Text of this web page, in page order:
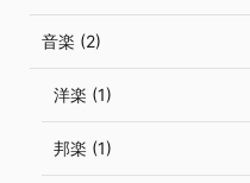
音楽 (2)
洋楽 (1)
邦楽 (1)